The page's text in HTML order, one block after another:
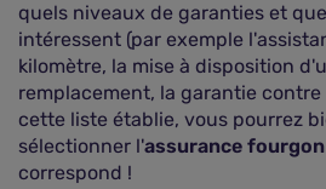
quels niveaux de garanties et
intéressent (par exemple
kilomètre, la mise à disposition
remplacement, la garantie contre
cette liste établie, vous pourrez
sélectionner l'assurance
correspond !